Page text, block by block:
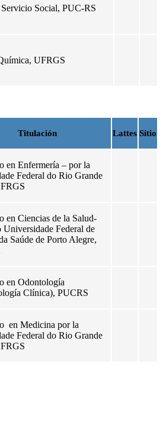
Social, PUC-RS
UFRGS
Titulación Lattes Sitio
en Enfermería – por la
Federal do Rio Grande
en Ciencias de la Salud-
Universidade Federal de
Saúde de Porto Alegre,
en Odontología
Clínica), PUCRS
en Medicina por la
Federal do Rio Grande